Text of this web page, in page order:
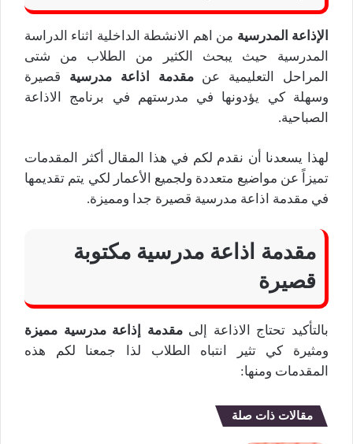
الإذاعة المدرسية من اهم الانشطة الداخلية اثناء الدراسة
المدرسية حيث يبحث الكثير من الطلاب من شتى
المراحل التعليمية عنمقدمة اذاعة مدرسية قصيرة
وسهلة كي يؤدونها في مدرستهم في برنامج الاذاعة
الصباحية.
لهذا يسعدنا أن نقدم لكم في هذا المقال أكثر المقدمات
تميزاً عن مواضيع متعددة ولجميع الأعمار لكي يتم تقديمها
في مقدمة اذاعة مدرسية قصيرة جدا ومميزة.
مقدمة اذاعة مدرسية مكتوبة
قصيرة
بالتأكيد تحتاج الاذاعة إلىمقدمة إذاعة مدرسية مميزة
ومثيرة كي تثير انتباه الطلاب لذا جمعنا لكم هذه
المقدمات ومنها:
مقالات ذات صلة